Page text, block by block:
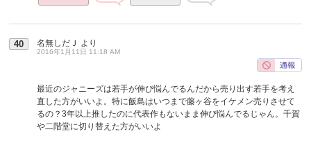
40 名無しだＪ より
2016年1月11日 11:18 AM
最近のジャニーズは若手が伸び悩んでるんだから売り出す若手を考え
直した方がいいよ。特に飯島はいつまで藤ヶ谷をイケメン売りさせて
るの？3年以上推したのに代表作もないまま伸び悩んでるじゃん。千賀
や二階堂に切り替えた方がいいよ